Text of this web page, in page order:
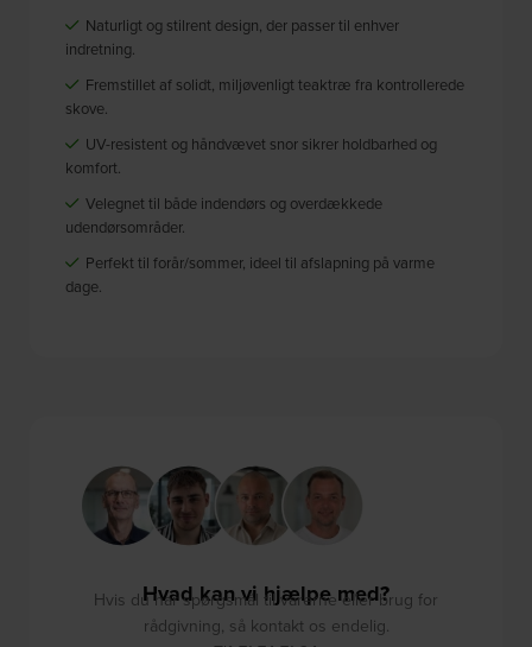
Naturligt og stilrent design, der passer til enhver
indretning.
Fremstillet af solidt, miljøvenligt teaktræ fra kontrollerede
skove.
UV-resistent og håndvævet snor sikrer holdbarhed og
komfort.
Velegnet til både indendørs og overdækkede
udendørsområder.
Perfekt til forår/sommer, ideel til afslapning på varme
dage.
Hvad kan vi hjælpe med?
Hvis du har spørgsmål til varerne eller brug for
rådgivning, så kontakt os endelig.